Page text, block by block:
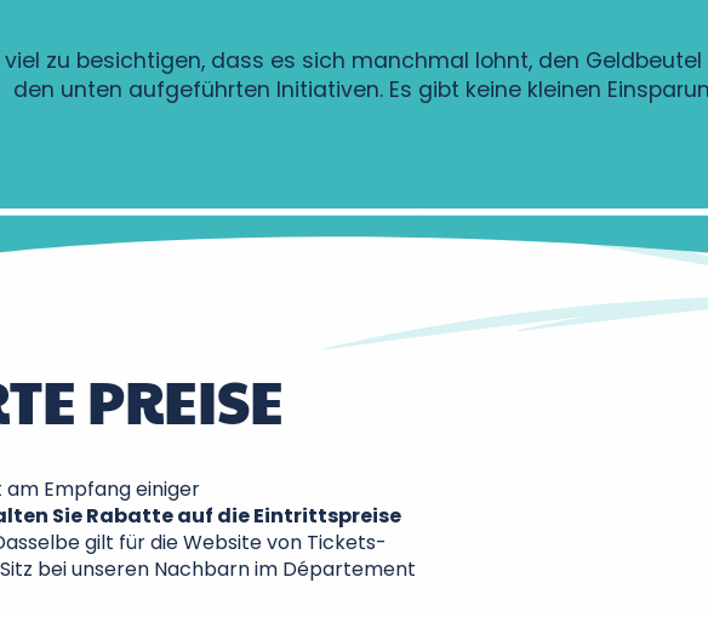
zu besichtigen, dass es sich manchmal lohnt, den
den unten aufgeführten Initiativen. Es gibt keine kleinen
PREISE
Empfang einiger
Sie Rabatte auf die Eintrittspreise
gilt für die Website von Tickets-
bei unseren Nachbarn im Département